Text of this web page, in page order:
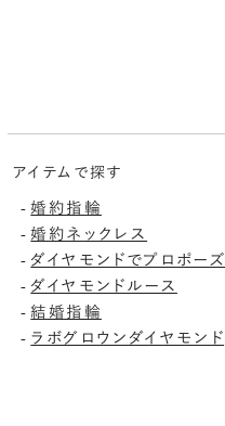
アイテムで探す
-婚約指輪
-婚約ネックレス
-ダイヤモンドでプロポーズ
-ダイヤモンドルース
-結婚指輪
- ラボグロウンダイヤモンド